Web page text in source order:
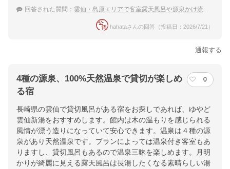
回答された質問： 雲仙・島原エリアで客室露天風呂や源泉かけ流しを楽しむ大人の贅沢宿
hahataさんの回答（投稿日：2026/7/21）
通報する
4種の源泉、100%天然温泉で貸切が楽しめ
る宿
0
長崎県の雲仙で貸切風呂がある宿をお探しであれば、ゆやど
雲仙新湯をおすすめします。館内は木の温もりを感じられる
風情が漂う造りになっていて安心できます。温泉は４種の源
泉があり天然温泉です。プランによっては温泉付き客室もあ
りますし、貸切風呂もあるので温泉三昧を楽しめます。月明
かりが綺麗に見える露天風呂は長湯したくなる素晴らしい湯